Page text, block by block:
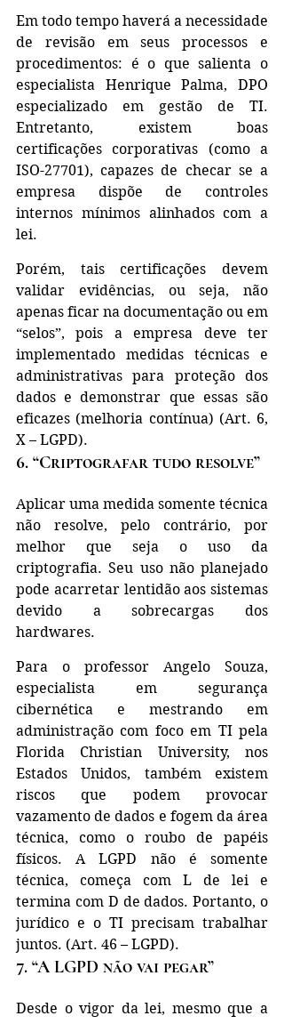
Em todo tempo haverá a necessidade
de revisão em seus processos e
procedimentos: é o que salienta o
especialista Henrique Palma, DPO
especializado em gestão de TI.
Entretanto, existem boas
certificações corporativas (como a
ISO-27701), capazes de checar se a
empresa dispõe de controles
internos mínimos alinhados com a
lei.
Porém, tais certificações devem
validar evidências, ou seja, não
apenas ficar na documentação ou em
“selos”, pois a empresa deve ter
implementado medidas técnicas e
administrativas para proteção dos
dados e demonstrar que essas são
eficazes (melhoria contínua) (Art. 6,
X – LGPD).
6. “Criptografar tudo resolve”
Aplicar uma medida somente técnica
não resolve, pelo contrário, por
melhor que seja o uso da
criptografia. Seu uso não planejado
pode acarretar lentidão aos sistemas
devido a sobrecargas dos
hardwares.
Para o professor Angelo Souza,
especialista em segurança
cibernética e mestrando em
administração com foco em TI pela
Florida Christian University, nos
Estados Unidos, também existem
riscos que podem provocar
vazamento de dados e fogem da área
técnica, como o roubo de papéis
físicos. A LGPD não é somente
técnica, começa com L de lei e
termina com D de dados. Portanto, o
jurídico e o TI precisam trabalhar
juntos. (Art. 46 – LGPD).
7. “A LGPD não vai pegar”
Desde o vigor da lei, mesmo que a